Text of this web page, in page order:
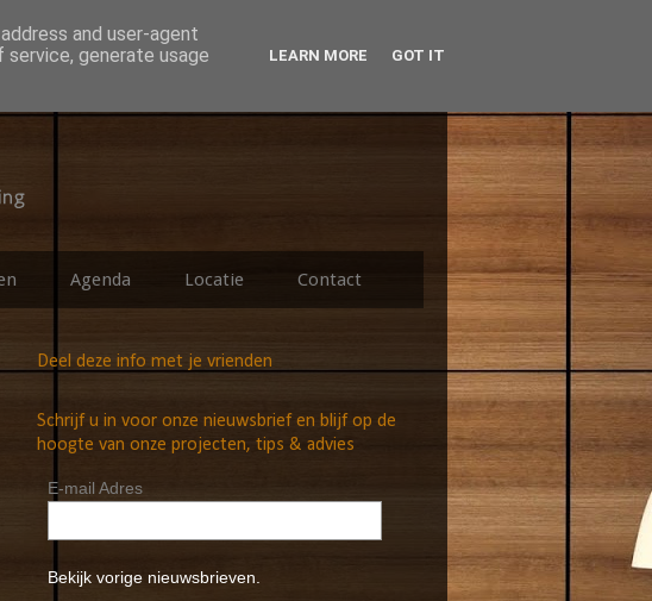
Agenda Locatie Contact
Deel deze info met je vrienden
Schrijf u in voor onze nieuwsbrief en blijf op de
hoogte van onze projecten, tips & advies
E-mail Adres
Bekijk vorige nieuwsbrieven.
and user-agent
generate usage
LEARN MORE GOT IT